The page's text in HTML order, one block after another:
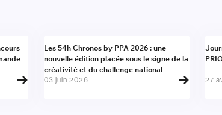
Actualité
Les 54h Chronos by PPA 2026 : une
nouvelle édition placée sous le signe de la
créativité et du challenge national
03 juin 2026 27